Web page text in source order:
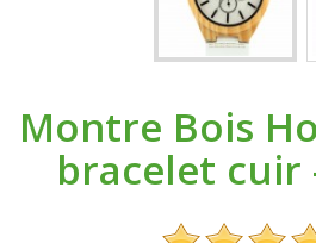
Montre Bois
bracelet cuir